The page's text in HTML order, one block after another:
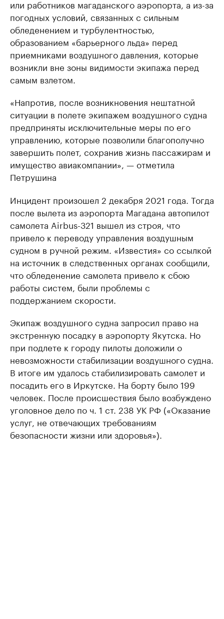
или работников магаданского аэропорта, а из-за
погодных условий, связанных с сильным
обледенением и турбулентностью,
образованием «барьерного льда» перед
приемниками воздушного давления, которые
возникли вне зоны видимости экипажа перед
самым взлетом.
«Напротив, после возникновения не­штатной
ситуации в полете экипажем воздушного судна
предприняты исключительные меры по его
управлению, которые позволили благополучно
завершить полет, сохранив жизнь пассажирам и
имущество авиакомпании», — отметила
Петрушина
Инцидент произошел 2 декабря 2021 года. Тогда
после вылета из аэропорта Магадана автопилот
самолета Airbus-321 вышел из строя, что
привело к переводу управления воздушным
судном в ручной режим. «Известия» со ссылкой
на источник в следственных органах сообщили,
что обледенение самолета привело к сбою
работы систем, были проблемы с
поддержанием скорости.
Экипаж воздушного судна запросил право на
экстренную посадку в аэропорту Якутска. Но
при подлете к городу пилоты доложили о
невозможности стабилизации воздушного судна.
В итоге им удалось стабилизировать самолет и
посадить его в Иркутске. На борту было 199
человек. После происшествия было возбуждено
уголовное дело по ч. 1 ст. 238 УК РФ («Оказание
услуг, не отвечающих требованиям
безопасности жизни или здоровья»).